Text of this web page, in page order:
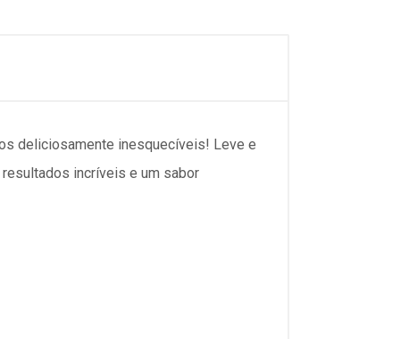
deliciosamente inesquecíveis! Leve e
incríveis e um sabor